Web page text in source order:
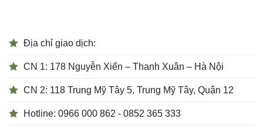
Địa chỉ giao dịch:
CN 1: 178 Nguyễn Xiển – Thanh Xuân – Hà Nội
CN 2: 118 Trung Mỹ Tây 5, Trung Mỹ Tây, Quận 12
Hotline: 0966 000 862 - 0852 365 333